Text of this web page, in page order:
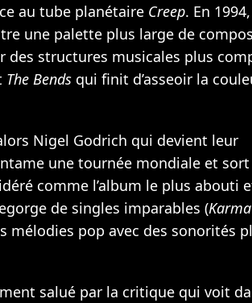
au tube planétaire Creep. En 1994,
une palette plus large de
des structures musicales plus
The Bends qui finit d’asseoir la
Nigel Godrich qui devient leur
une tournée mondiale et sort
comme l’album le plus abouti
de singles imparables (
mélodies pop avec des sonorités
salué par la critique qui voit